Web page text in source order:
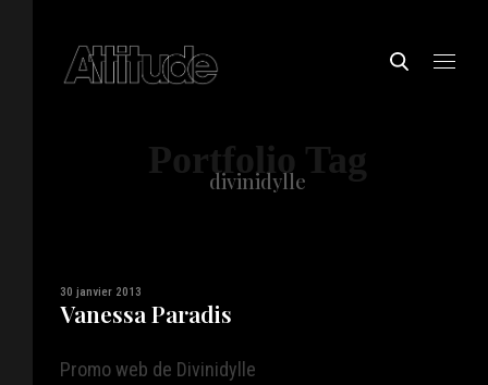
Portfolio Tag
divinidylle
30 janvier 2013
Vanessa Paradis
Promo web de Divinidylle